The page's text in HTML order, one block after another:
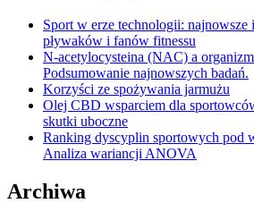
Sport w erze technologii: najnowsze
pływaków i fanów fitnessu
N-acetylocysteina (NAC) a
Podsumowanie najnowszych badań.
Korzyści ze spożywania jarmużu
Olej CBD wsparciem dla
skutki uboczne
Ranking dyscyplin sportowych pod
Analiza wariancji ANOVA
Archiwa